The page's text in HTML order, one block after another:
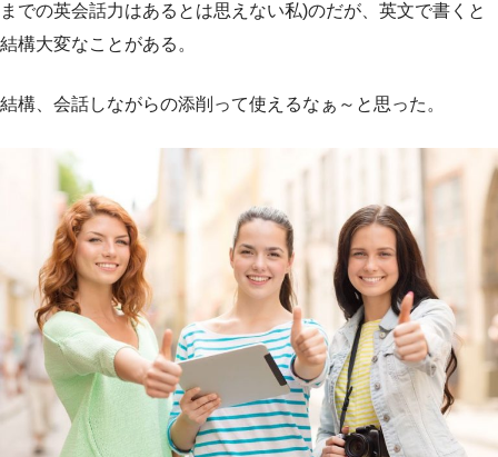
までの英会話力はあるとは思えない私)のだが、英文で書くと
結構大変なことがある。
結構、会話しながらの添削って使えるなぁ～と思った。